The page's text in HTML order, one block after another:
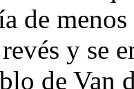
de
y se
de Van